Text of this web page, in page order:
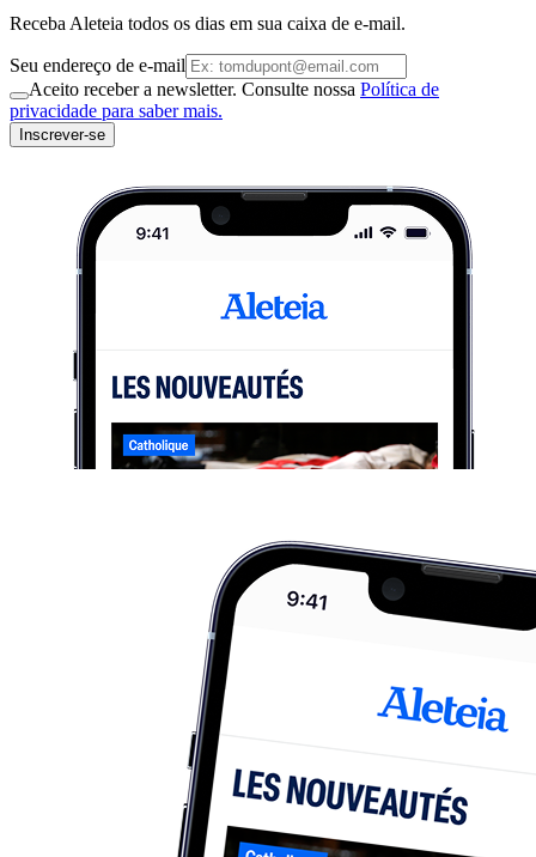
Receba Aleteia todos os dias em sua caixa de e-mail.
Seu endereço de e-mail
Aceito receber a newsletter. Consulte nossa Política de
privacidade para saber mais.
Inscrever-se